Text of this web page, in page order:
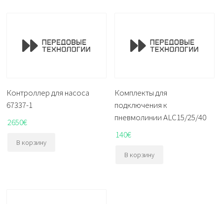
Контроллер для насоса
67337-1
2650€
В корзину
Комплекты для
подключения к
пневмолинии ALC15/25/40
140€
В корзину